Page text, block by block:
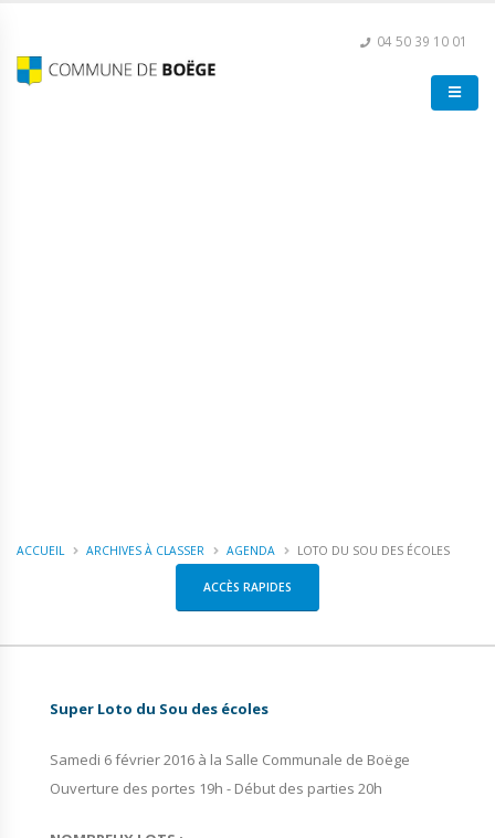
04 50 39 10 01
ACCUEIL ARCHIVES À CLASSER AGENDA LOTO DU SOU DES ÉCOLES
ACCÈS RAPIDES
Super Loto du Sou des écoles
Samedi 6 février 2016 à la Salle Communale de Boëge
Ouverture des portes 19h - Début des parties 20h